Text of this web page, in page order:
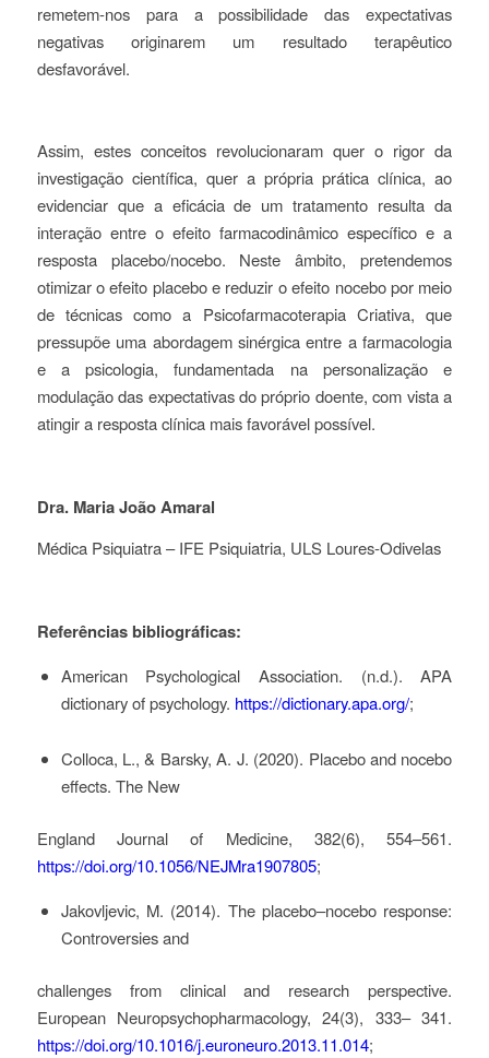
remetem-nos para a possibilidade das expectativas
negativas originarem um resultado terapêutico
desfavorável.
Assim, estes conceitos revolucionaram quer o rigor da
investigação científica, quer a própria prática clínica, ao
evidenciar que a eficácia de um tratamento resulta da
interação entre o efeito farmacodinâmico específico e a
resposta placebo/nocebo. Neste âmbito, pretendemos
otimizar o efeito placebo e reduzir o efeito nocebo por meio
de técnicas como a Psicofarmacoterapia Criativa, que
pressupõe uma abordagem sinérgica entre a farmacologia
e a psicologia, fundamentada na personalização e
modulação das expectativas do próprio doente, com vista a
atingir a resposta clínica mais favorável possível.
Dra. Maria João Amaral
Médica Psiquiatra – IFE Psiquiatria, ULS Loures-Odivelas
Referências bibliográficas:
American Psychological Association. (n.d.). APA
dictionary of psychology. https://dictionary.apa.org/;
Colloca, L., & Barsky, A. J. (2020). Placebo and nocebo
effects. The New
England Journal of Medicine, 382(6), 554–561.
https://doi.org/10.1056/NEJMra1907805;
Jakovljevic, M. (2014). The placebo–nocebo response:
Controversies and
challenges from clinical and research perspective.
European Neuropsychopharmacology, 24(3), 333– 341.
https://doi.org/10.1016/j.euroneuro.2013.11.014;